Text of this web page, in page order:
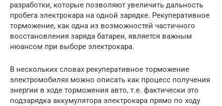
разработки, которые позволяют увеличить дальность
пробега электрокара на одной зарядке. Рекуперативное
торможение, как одна из возможностей частичного
восстановления заряда батареи, является важным
нюансом при выборе электрокара.
В нескольких словах рекуперативное торможение
электромобилях можно описать как процесс получения
энергии в ходе торможения авто, т.е. фактически это
подзарядка аккумулятора электрокара прямо по ходу